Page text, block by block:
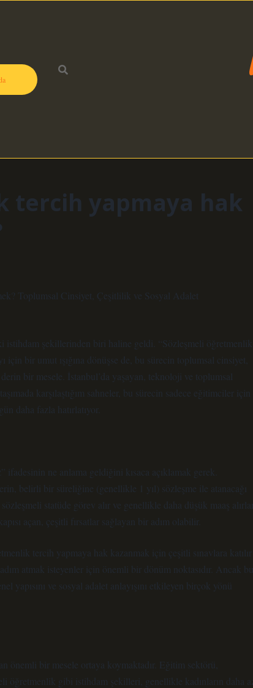
tercih yapmaya hak
Toplumsal Cinsiyet, Çeşitlilik ve Sosyal Adalet
istihdam şekillerinden biri haline geldi. “Sözleşmeli öğretmenlik
bir umut ışığına dönüşse de, bu sürecin toplumsal cinsiyet,
bir mesele. İstanbul’da yaşayan, teknoloji ve toplumsal
karşılaştığım sahneler, bu sürecin sadece eğitimciler için
daha fazla hatırlatıyor.
ne anlama geldiğini kısaca açıklamak gerek.
belirli bir süreliğine (genellikle 1 yıl) sözleşme ile atanacağı
statüde görev alır ve genellikle daha düşük maaş
açan, çeşitli fırsatlar sağlayan bir adım olabilir.
tercih yapmaya hak kazanmak için çeşitli sınavlara katılır
atmak isteyenler için önemli bir dönüm noktasıdır. Ancak bu
yapısını ve sosyal adalet anlayışını etkileyen birçok yönü
önemli bir mesele ortaya koymaktadır. Eğitim sektörü,
öğretmenlik gibi istihdam şekilleri, genellikle kadınların daha